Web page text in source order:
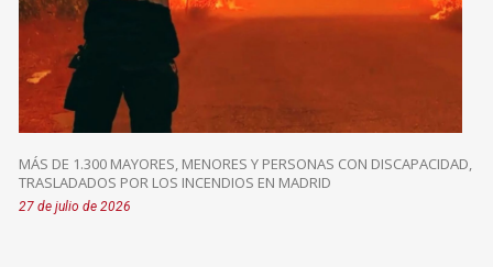
MÁS DE 1.300 MAYORES, MENORES Y PERSONAS CON DISCAPACIDAD,
TRASLADADOS POR LOS INCENDIOS EN MADRID
27 de julio de 2026